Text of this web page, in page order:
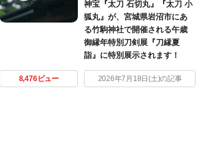
神宝『太刀 石切丸』『太刀 小
狐丸』が、宮城県岩沼市にあ
る竹駒神社で開催される午歳
御縁年特別刀剣展『刀縁夏
詣』に特別展示されます！
8,476ビュー 2026年7月18日(土)の記事